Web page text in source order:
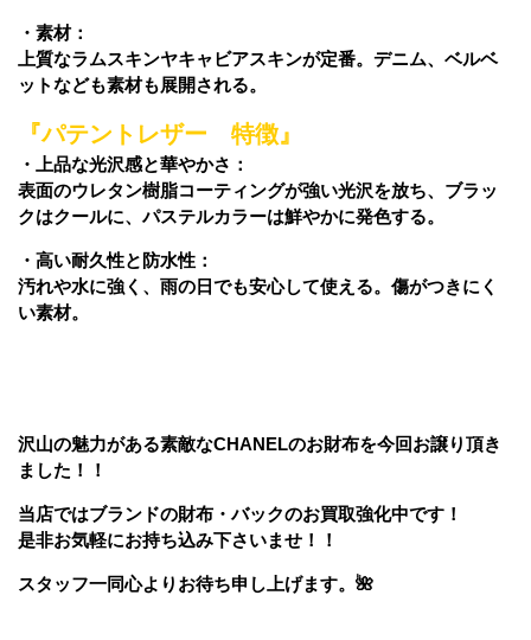
・素材：
上質なラムスキンヤキャビアスキンが定番。デニム、ベルベ
ットなども素材も展開される。
『パテントレザー 特徴』
・上品な光沢感と華やかさ：
表面のウレタン樹脂コーティングが強い光沢を放ち、ブラッ
クはクールに、パステルカラーは鮮やかに発色する。
・高い耐久性と防水性：
汚れや水に強く、雨の日でも安心して使える。傷がつきにく
い素材。
沢山の魅力がある素敵なCHANELのお財布を今回お譲り頂き
ました！！
当店ではブランドの財布・バックのお買取強化中です！
是非お気軽にお持ち込み下さいませ！！
スタッフ一同心よりお待ち申し上げます。🌺